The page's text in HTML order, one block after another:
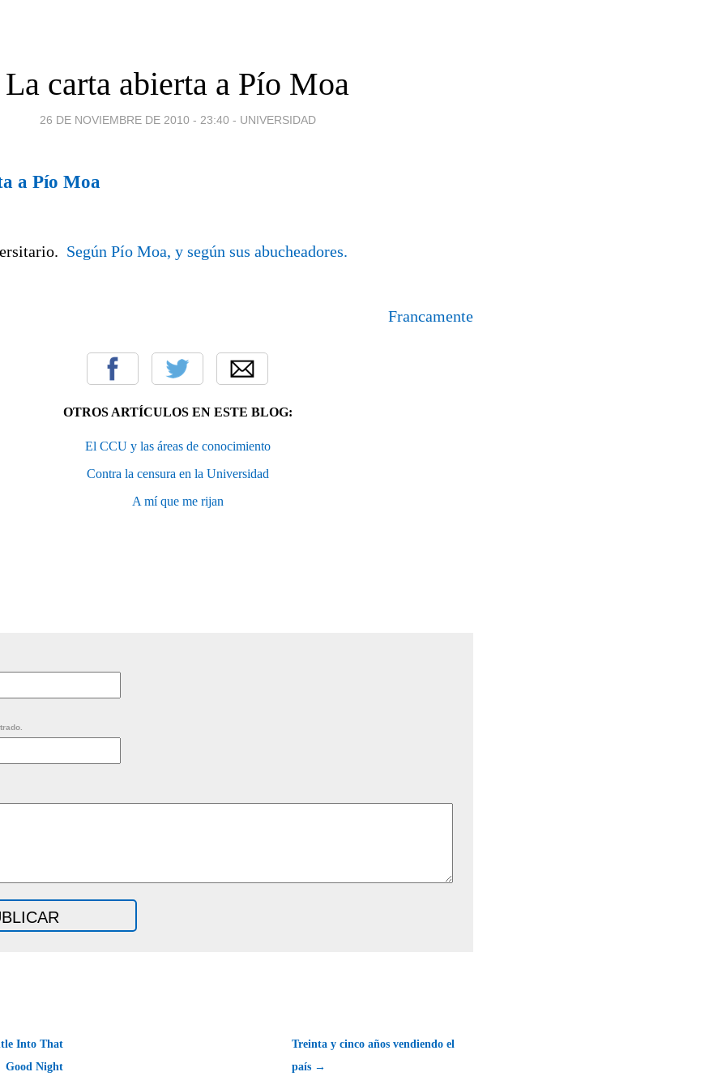
La carta abierta a Pío Moa
26 DE NOVIEMBRE DE 2010 - 23:40 - UNIVERSIDAD
a Pío Moa
Según Pío Moa, y según sus abucheadores.
Francamente
OTROS ARTÍCULOS EN ESTE BLOG:
El CCU y las áreas de conocimiento
Contra la censura en la Universidad
A mí que me rijan
Into That
Good Night
Treinta y cinco años vendiendo el
país →